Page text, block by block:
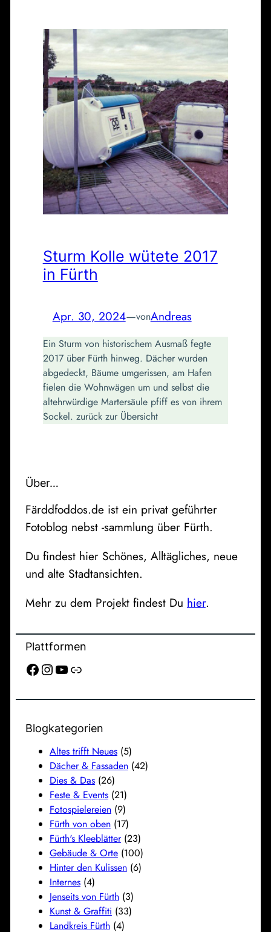
Sturm Kolle wütete 2017
in Fürth
Apr. 30, 2024—vonAndreas
Ein Sturm von historischem Ausmaß fegte
2017 über Fürth hinweg. Dächer wurden
abgedeckt, Bäume umgerissen, am Hafen
fielen die Wohnwägen um und selbst die
altehrwürdige Martersäule pfiff es von ihrem
Sockel. zurück zur Übersicht
Über…
Färddfoddos.de ist ein privat geführter
Fotoblog nebst -sammlung über Fürth.
Du findest hier Schönes, Alltägliches, neue
und alte Stadtansichten.
Mehr zu dem Projekt findest Du hier.
Plattformen
Facebook Instagram YouTube Link
Blogkategorien
Altes trifft Neues(5)
Dächer & Fassaden(42)
Dies & Das(26)
Feste & Events(21)
Fotospielereien(9)
Fürth von oben(17)
Fürth's Kleeblätter(23)
Gebäude & Orte(100)
Hinter den Kulissen(6)
Internes(4)
Jenseits von Fürth(3)
Kunst & Graffiti (33)
Landkreis Fürth(4)